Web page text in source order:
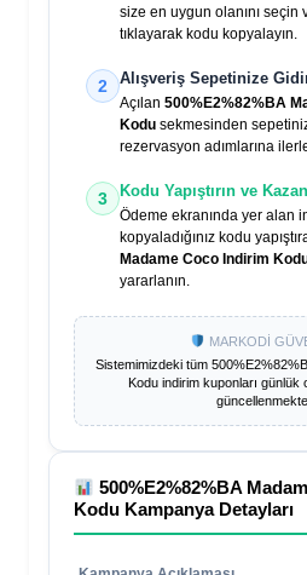
size en uygun olanını seçin
tıklayarak kodu kopyalayın.
2 Alışveriş Sepetinize
Açılan 500%E2%82%BA
Kodu sekmesinden
rezervasyon adımlarına
3 Kodu Yapıştırın ve
Ödeme ekranında yer alan
kopyaladığınız kodu
Madame Coco Indirim
yararlanın.
MARKODİ
Sistemimizdeki tüm
Koduindirim kuponları günlük
500%E2%82%BA
Kodu Kampanya Detayları